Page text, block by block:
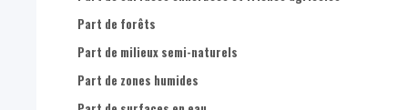
Part de forêts
Part de milieux semi-naturels
Part de zones humides